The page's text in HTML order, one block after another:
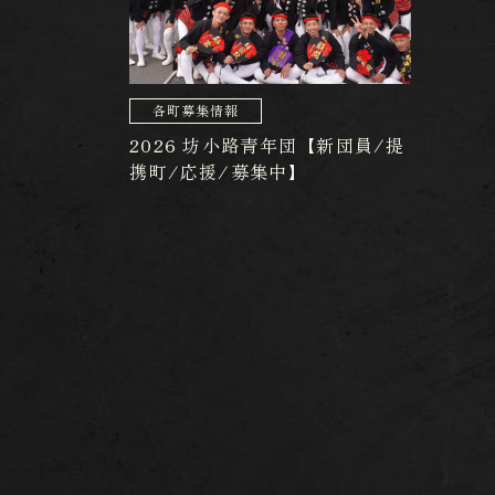
各町募集情報
2026 坊小路青年団【新団員/提
携町/応援/募集中】